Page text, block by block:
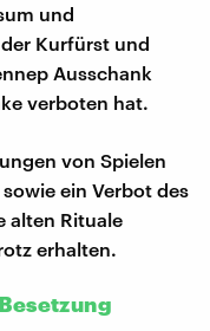
und
Kurfürst und
Ausschank
verboten hat.
von Spielen
ein Verbot des
alten Rituale
erhalten.